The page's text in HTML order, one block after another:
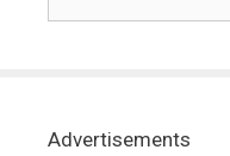
Advertisements